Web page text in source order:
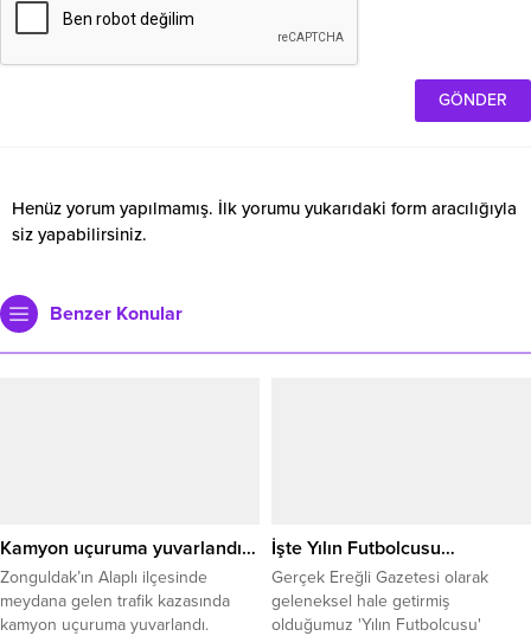
Henüz yorum yapılmamış. İlk yorumu yukarıdaki form aracılığıyla
siz yapabilirsiniz.
Benzer Konular
Kamyon uçuruma yuvarlandı…
Zonguldak’ın Alaplı ilçesinde
meydana gelen trafik kazasında
kamyon uçuruma yuvarlandı.
İşte Yılın Futbolcusu…
Gerçek Ereğli Gazetesi olarak
geleneksel hale getirmiş
olduğumuz 'Yılın Futbolcusu'